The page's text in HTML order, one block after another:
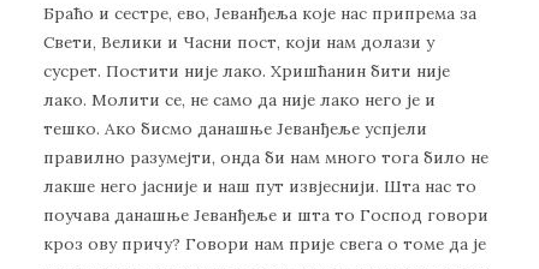
Браћо и сестре, ево, Јеванђеља које нас припрема за
Свети, Велики и Часни пост, који нам долази у
сусрет. Постити није лако. Хришћанин бити није
лако. Молити се, не само да није лако него је и
тешко. Ако бисмо данашње Јеванђеље успјели
правилно разумејти, онда би нам много тога било не
лакше него јасније и наш пут извјеснији. Шта нас то
поучава данашње Јеванђеље и шта то Господ говори
кроз ову причу? Говори нам прије свега о томе да је